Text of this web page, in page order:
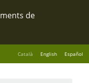
Català English Español